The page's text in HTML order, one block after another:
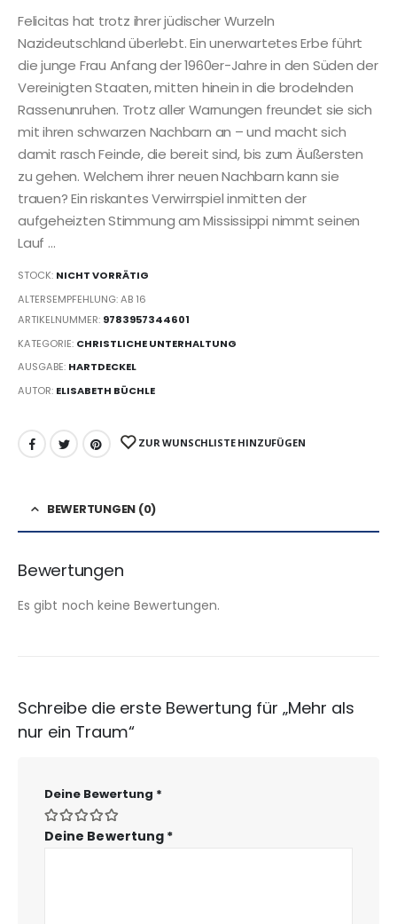
Felicitas hat trotz ihrer jüdischer Wurzeln
Nazideutschland überlebt. Ein unerwartetes Erbe führt
die junge Frau Anfang der 1960er-Jahre in den Süden der
Vereinigten Staaten, mitten hinein in die brodelnden
Rassenunruhen. Trotz aller Warnungen freundet sie sich
mit ihren schwarzen Nachbarn an – und macht sich
damit rasch Feinde, die bereit sind, bis zum Äußersten
zu gehen. Welchem ihrer neuen Nachbarn kann sie
trauen? Ein riskantes Verwirrspiel inmitten der
aufgeheizten Stimmung am Mississippi nimmt seinen
Lauf …
STOCK: NICHT VORRÄTIG
ALTERSEMPFEHLUNG: AB 16
ARTIKELNUMMER: 9783957344601
KATEGORIE: CHRISTLICHE UNTERHALTUNG
AUSGABE: HARTDECKEL
AUTOR: ELISABETH BÜCHLE
ZUR WUNSCHLISTE HINZUFÜGEN
BEWERTUNGEN (0)
Bewertungen
Es gibt noch keine Bewertungen.
Schreibe die erste Bewertung für „Mehr als
nur ein Traum“
Deine Bewertung *
Deine Bewertung *